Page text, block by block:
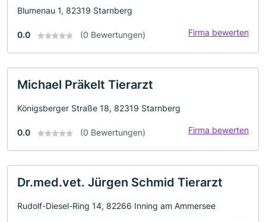
Blumenau 1, 82319 Starnberg
0.0 (0 Bewertungen) Firma bewerten
Michael Präkelt Tierarzt
Königsberger Straße 18, 82319 Starnberg
0.0 (0 Bewertungen) Firma bewerten
Dr.med.vet. Jürgen Schmid Tierarzt
Rudolf-Diesel-Ring 14, 82266 Inning am Ammersee